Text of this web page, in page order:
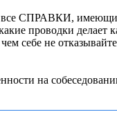
все СПРАВКИ,
проводки
себе не
на